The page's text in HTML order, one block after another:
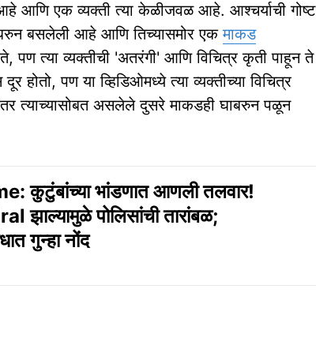
आणि एक व्यक्ती त्या केळीजवळ आहे. आश्चर्याची गोष्ट
बसलेली आहे आणि तिच्यासमोर एकमाकड
त्या व्यक्तीची 'अतरंगी' आणि विचित्र कृती पाहून ते
होतो, पण या व्हिडिओमध्ये त्या व्यक्तीच्या विचित्र
त्याच्यासोबत असलेले दुसरे माकडही घाबरुन पळून
कुटुंबांच्या भांडणात आणली तलवार!
झाल्यामुळे पोलिसांची तारांबळ;
गुन्हा नोंद